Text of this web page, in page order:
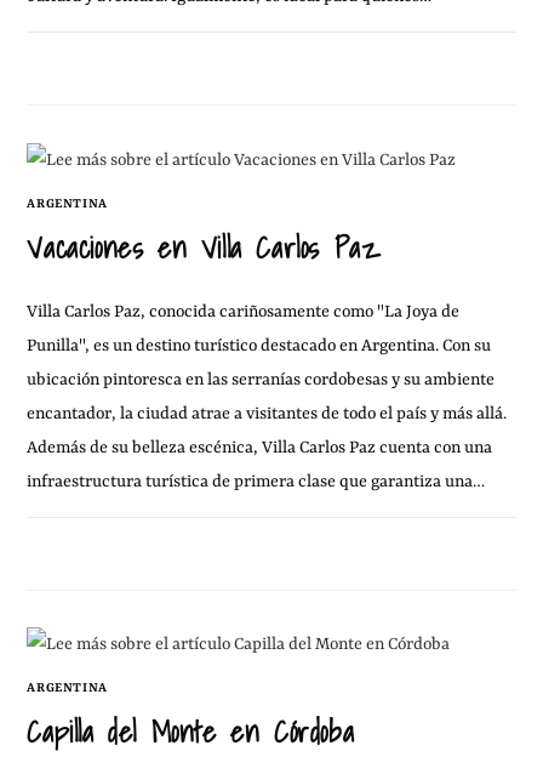
ARGENTINA
Vacaciones en Villa Carlos Paz
Villa Carlos Paz, conocida cariñosamente como "La Joya de
Punilla", es un destino turístico destacado en Argentina. Con su
ubicación pintoresca en las serranías cordobesas y su ambiente
encantador, la ciudad atrae a visitantes de todo el país y más allá.
Además de su belleza escénica, Villa Carlos Paz cuenta con una
infraestructura turística de primera clase que garantiza una…
ARGENTINA
Capilla del Monte en Córdoba